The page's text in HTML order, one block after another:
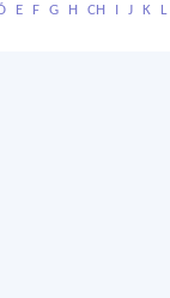
E F G H CH I J K L